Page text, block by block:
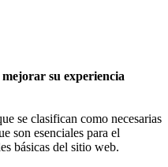
su experiencia
se clasifican como necesarias
son esenciales para el
básicas del sitio web.